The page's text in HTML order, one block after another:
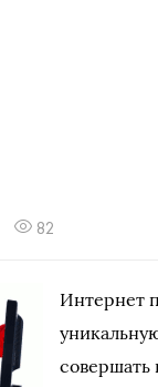
82
Интернет
совершать